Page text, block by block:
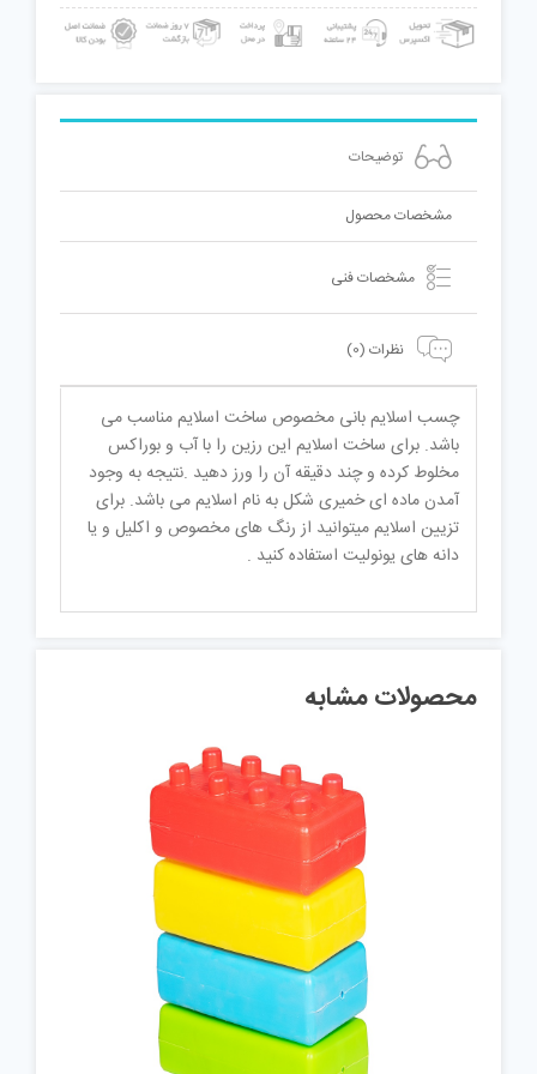
توضیحات
مشخصات محصول
مشخصات فنی
نظرات (0)
چسب اسلایم بانی مخصوص ساخت اسلایم مناسب می
باشد. برای ساخت اسلایم این رزین را با آب و بوراکس
مخلوط کرده و چند دقیقه آن را ورز دهید .نتیجه به وجود
آمدن ماده ای خمیری شکل به نام اسلایم می باشد. برای
تزیین اسلایم میتوانید از رنگ های مخصوص و اکلیل و یا
دانه های یونولیت استفاده کنید .
محصولات مشابه